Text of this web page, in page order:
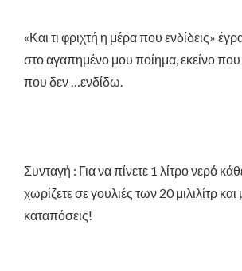
«Και τι φριχτή η μέρα που ενδίδεις»
στο αγαπημένο μου ποίημα, εκείνο
που δεν …ενδίδω.
Συνταγή : Για να πίνετε 1 λίτρο νερό
χωρίζετε σε γουλιές των 20 μιλιλίτρ και
καταπόσεις!